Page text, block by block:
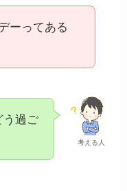
ーってある
考える人
う過ご